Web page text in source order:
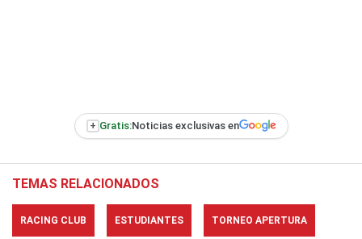
+ Gratis:Noticias exclusivas en
TEMAS RELACIONADOS
RACING CLUB ESTUDIANTES TORNEO APERTURA